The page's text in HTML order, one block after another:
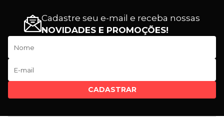
Cadastre seu e-mail e receba nossas
NOVIDADES E PROMOÇÕES!
CADASTRAR